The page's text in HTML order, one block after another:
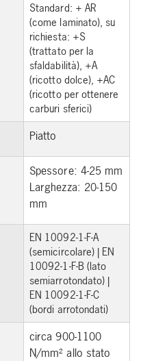
Standard: + AR
(come laminato), su
richiesta: +S
(trattato per la
sfaldabilità), +A
(ricotto dolce), +AC
(ricotto per ottenere
carburi sferici)
Piatto
Spessore: 4-25 mm
Larghezza: 20-150
mm
EN 10092-1-F-A
(semicircolare) | EN
10092-1-F-B (lato
semiarrotondato) |
EN 10092-1-F-C
(bordi arrotondati)
circa 900-1100
N/mm² allo stato